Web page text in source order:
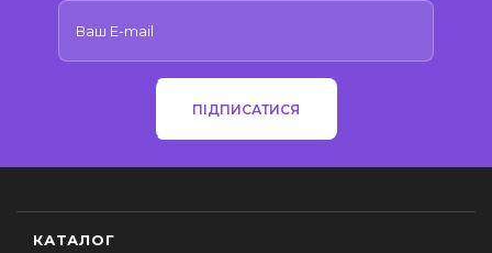
ПІДПИСАТИСЯ
КАТАЛОГ